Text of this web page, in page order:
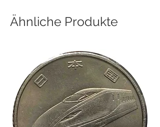
Ähnliche Produkte